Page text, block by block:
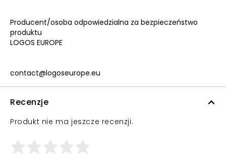
Producent/osoba odpowiedzialna za bezpieczeństwo
produktu
LOGOS EUROPE
contact@logoseurope.eu
Recenzje
Produkt nie ma jeszcze recenzji.